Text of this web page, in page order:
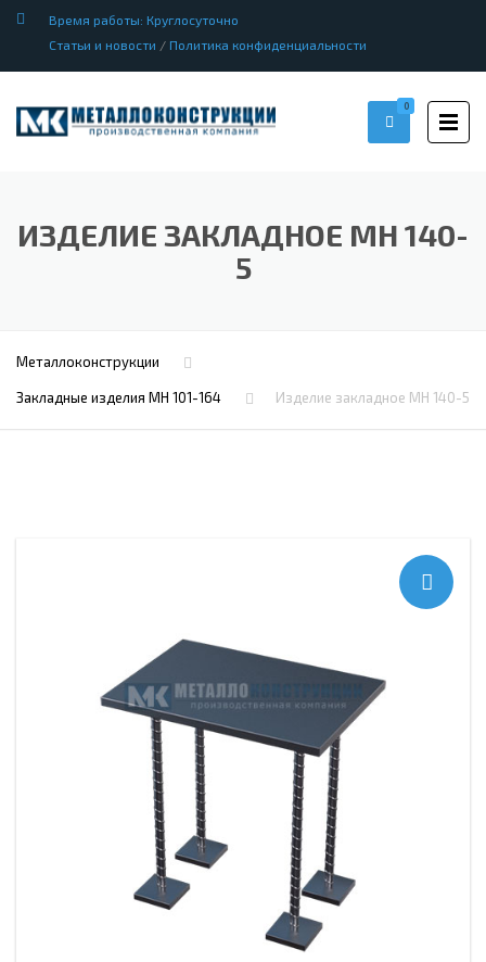
Время работы: Круглосуточно
Статьи и новости / Политика конфиденциальности
0
ИЗДЕЛИЕ ЗАКЛАДНОЕ МН 140-
5
Металлоконструкции
Закладные изделия МН 101-164 Изделие закладное МН 140-5